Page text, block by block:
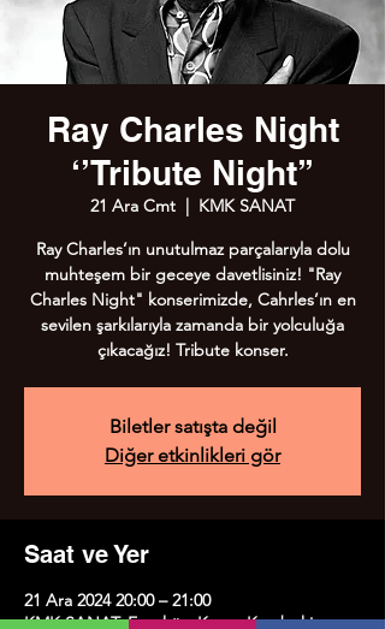
Ray Charles Night
‘’Tribute Night’’
21 Ara Cmt
  |
KMK SANAT
Ray Charles’ın unutulmaz parçalarıyla dolu
muhteşem bir geceye davetlisiniz! "Ray
Charles Night" konserimizde, Cahrles’ın en
sevilen şarkılarıyla zamanda bir yolculuğa
çıkacağız! Tribute konser.
Biletler satışta değil
Diğer etkinlikleri gör
Saat ve Yer
21 Ara 2024 20:00 – 21:00
KMK SANAT, Erenköy, Kazım Karabekirpaşa